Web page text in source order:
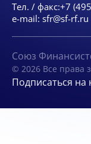
Тел. / факс:+7
e-mail: sfr@sf-rf.ru
Союз
© 2026 Все права
Подписаться на